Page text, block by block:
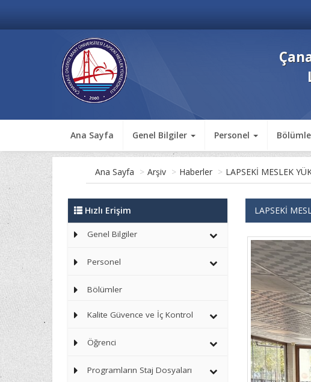
Ana Sayfa Genel Bilgiler Personel
Ana Sayfa > Arşiv > Haberler > LAPSEKİ MESLEK
Hızlı Erişim
Genel Bilgiler
Personel
Bölümler
Kalite Güvence ve İç Kontrol
Öğrenci
Programların Staj Dosyaları
LAPSEKİ